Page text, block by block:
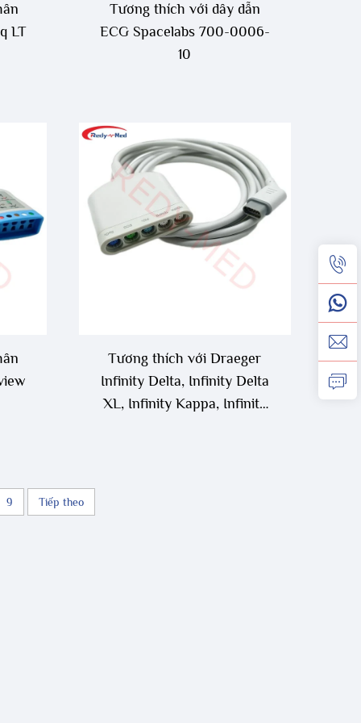
LT
Tương thích với dây dẫn
ECG Spacelabs 700-0006-
10
Tương thích với Draeger
Infinity Delta, Infinity Delta
XL, Infinity Kappa, Infinity
9 Tiếp theo